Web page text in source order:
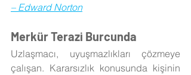
– Edward Norton
Merkür Terazi Burcunda
Uzlaşmacı, uyuşmazlıkları çözmeye
çalışan. Kararsızlık konusunda kişinin